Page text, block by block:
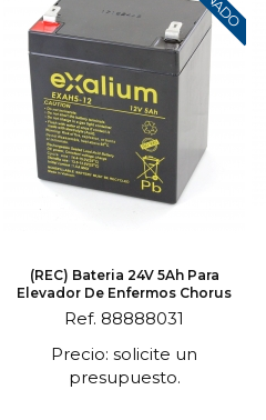
(REC) Bateria 24V 5Ah Para
Elevador De Enfermos Chorus
Ref. 88888031
Precio: solicite un
presupuesto.